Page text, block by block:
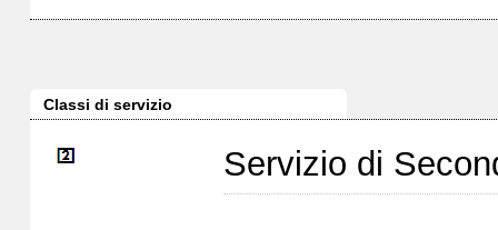
Classi di servizio
Servizio di